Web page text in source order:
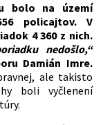
bolo na území
policajtov. V
4 360 z nich.
nedošlo,“
Damián Imre.
ale takisto
boli vyčlenení